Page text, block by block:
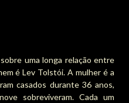
uma longa relação entre
é Lev Tolstói. A mulher é a
casados durante 36 anos,
sobreviveram. Cada um